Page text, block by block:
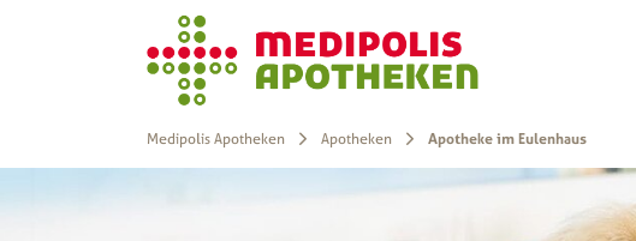
Medipolis Apotheken Apotheken Apotheke im Eulenhaus